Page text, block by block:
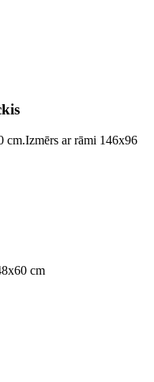
cm.Izmērs ar rāmi 146x96
cm